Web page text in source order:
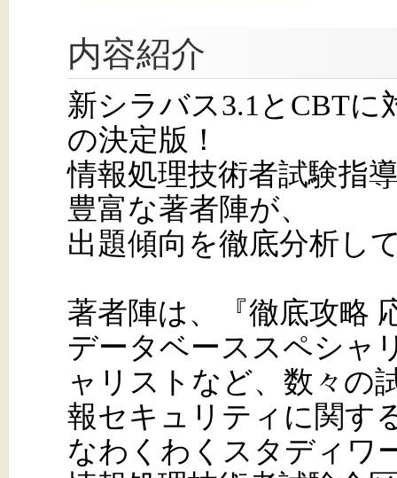
内容紹介
新シラバス3.1とCBTに
の決定版！
情報処理技術者試験指
豊富な著者陣が、
出題傾向を徹底分析し
著者陣は、『徹底攻略
データベーススペシャ
ャリストなど、数々の
報セキュリティに関す
なわくわくスタディワ